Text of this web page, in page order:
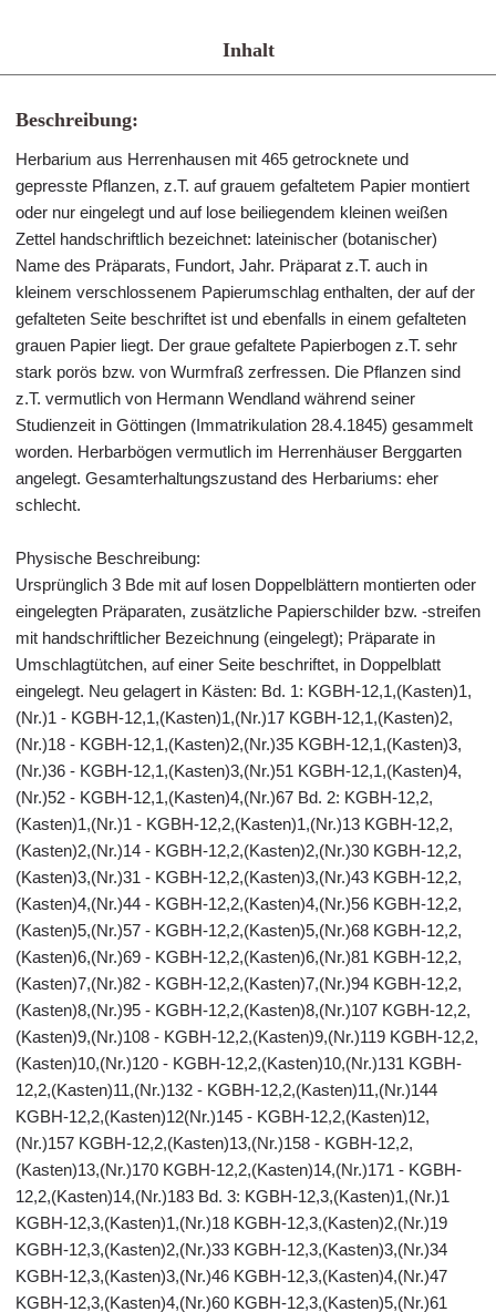
Inhalt
Beschreibung:
Herbarium aus Herrenhausen mit 465 getrocknete und
gepresste Pflanzen, z.T. auf grauem gefaltetem Papier montiert
oder nur eingelegt und auf lose beiliegendem kleinen weißen
Zettel handschriftlich bezeichnet: lateinischer (botanischer)
Name des Präparats, Fundort, Jahr. Präparat z.T. auch in
kleinem verschlossenem Papierumschlag enthalten, der auf der
gefalteten Seite beschriftet ist und ebenfalls in einem gefalteten
grauen Papier liegt. Der graue gefaltete Papierbogen z.T. sehr
stark porös bzw. von Wurmfraß zerfressen. Die Pflanzen sind
z.T. vermutlich von Hermann Wendland während seiner
Studienzeit in Göttingen (Immatrikulation 28.4.1845) gesammelt
worden. Herbarbögen vermutlich im Herrenhäuser Berggarten
angelegt. Gesamterhaltungszustand des Herbariums: eher
schlecht.
Physische Beschreibung:
Ursprünglich 3 Bde mit auf losen Doppelblättern montierten oder
eingelegten Präparaten, zusätzliche Papierschilder bzw. -streifen
mit handschriftlicher Bezeichnung (eingelegt); Präparate in
Umschlagtütchen, auf einer Seite beschriftet, in Doppelblatt
eingelegt. Neu gelagert in Kästen: Bd. 1: KGBH-12,1,(Kasten)1,
(Nr.)1 - KGBH-12,1,(Kasten)1,(Nr.)17 KGBH-12,1,(Kasten)2,
(Nr.)18 - KGBH-12,1,(Kasten)2,(Nr.)35 KGBH-12,1,(Kasten)3,
(Nr.)36 - KGBH-12,1,(Kasten)3,(Nr.)51 KGBH-12,1,(Kasten)4,
(Nr.)52 - KGBH-12,1,(Kasten)4,(Nr.)67 Bd. 2: KGBH-12,2,
(Kasten)1,(Nr.)1 - KGBH-12,2,(Kasten)1,(Nr.)13 KGBH-12,2,
(Kasten)2,(Nr.)14 - KGBH-12,2,(Kasten)2,(Nr.)30 KGBH-12,2,
(Kasten)3,(Nr.)31 - KGBH-12,2,(Kasten)3,(Nr.)43 KGBH-12,2,
(Kasten)4,(Nr.)44 - KGBH-12,2,(Kasten)4,(Nr.)56 KGBH-12,2,
(Kasten)5,(Nr.)57 - KGBH-12,2,(Kasten)5,(Nr.)68 KGBH-12,2,
(Kasten)6,(Nr.)69 - KGBH-12,2,(Kasten)6,(Nr.)81 KGBH-12,2,
(Kasten)7,(Nr.)82 - KGBH-12,2,(Kasten)7,(Nr.)94 KGBH-12,2,
(Kasten)8,(Nr.)95 - KGBH-12,2,(Kasten)8,(Nr.)107 KGBH-12,2,
(Kasten)9,(Nr.)108 - KGBH-12,2,(Kasten)9,(Nr.)119 KGBH-12,2,
(Kasten)10,(Nr.)120 - KGBH-12,2,(Kasten)10,(Nr.)131 KGBH-
12,2,(Kasten)11,(Nr.)132 - KGBH-12,2,(Kasten)11,(Nr.)144
KGBH-12,2,(Kasten)12(Nr.)145 - KGBH-12,2,(Kasten)12,
(Nr.)157 KGBH-12,2,(Kasten)13,(Nr.)158 - KGBH-12,2,
(Kasten)13,(Nr.)170 KGBH-12,2,(Kasten)14,(Nr.)171 - KGBH-
12,2,(Kasten)14,(Nr.)183 Bd. 3: KGBH-12,3,(Kasten)1,(Nr.)1
KGBH-12,3,(Kasten)1,(Nr.)18 KGBH-12,3,(Kasten)2,(Nr.)19
KGBH-12,3,(Kasten)2,(Nr.)33 KGBH-12,3,(Kasten)3,(Nr.)34
KGBH-12,3,(Kasten)3,(Nr.)46 KGBH-12,3,(Kasten)4,(Nr.)47
KGBH-12,3,(Kasten)4,(Nr.)60 KGBH-12,3,(Kasten)5,(Nr.)61